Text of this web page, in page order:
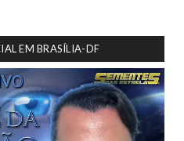
EM BRASÍLIA-DF